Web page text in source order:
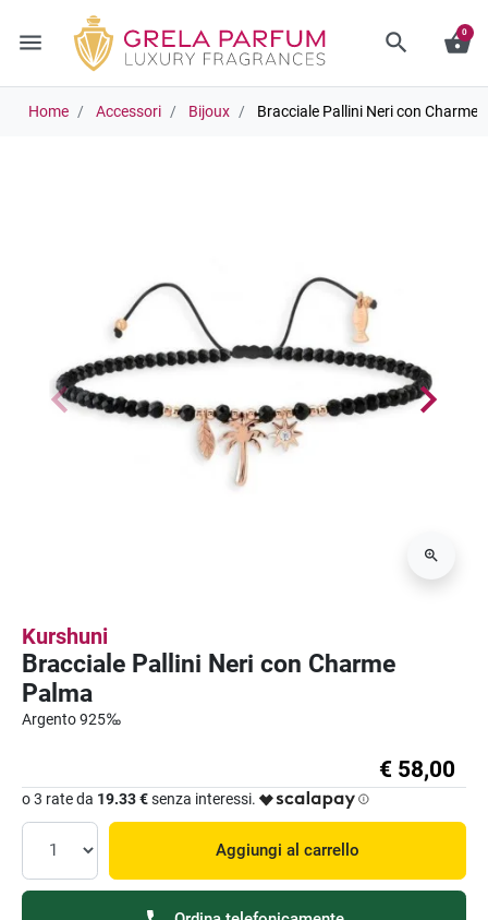
menu search shopping_basket
0
Home Accessori Bijoux Bracciale Pallini Neri con Charme
Kurshuni
Bracciale Pallini Neri con Charme
Palma
Argento 925‰
€ 58,00
o 3 rate da 19.33 €senza interessi.
Aggiungi al carrello